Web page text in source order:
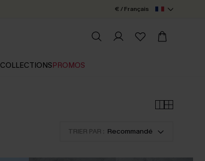
€ / Français
COLLECTIONSPROMOS
TRIER PAR : Recommandé